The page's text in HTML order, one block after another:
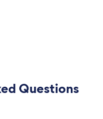
Questions